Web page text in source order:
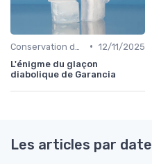
• 12/11/2025
L'énigme du glaçon
diabolique de Garancia
Les articles par date